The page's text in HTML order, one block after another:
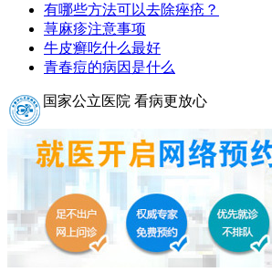
有哪些方法可以去除痤疮？
荨麻疹注意事项
牛皮癣吃什么最好
青春痘的病因是什么
国家公立医院 看病更放心